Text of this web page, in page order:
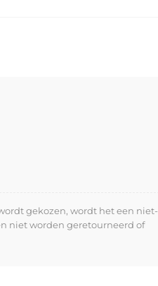
gekozen, wordt het een niet-
niet worden geretourneerd of